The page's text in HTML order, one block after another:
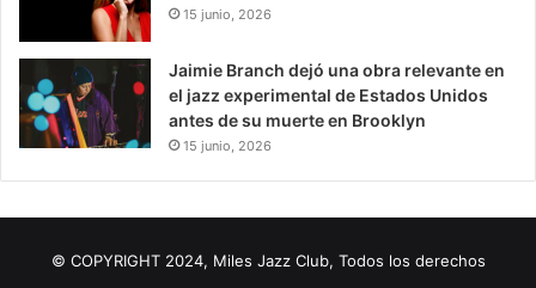
15 junio, 2026
Jaimie Branch dejó una obra relevante en
el jazz experimental de Estados Unidos
antes de su muerte en Brooklyn
15 junio, 2026
© COPYRIGHT 2024, Miles Jazz Club, Todos los derechos